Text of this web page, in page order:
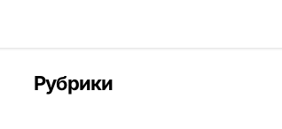
Рубрики